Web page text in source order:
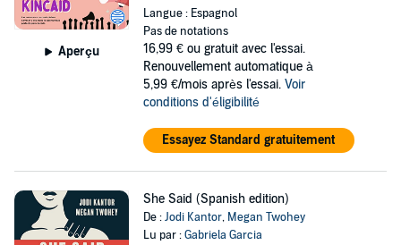
Aperçu
Langue : Espagnol
Pas de notations
16,99 € ou gratuit avec l'essai.
Renouvellement automatique à
5,99 €/mois après l'essai. Voir
conditions d'éligibilité
Essayez Standard gratuitement
She Said (Spanish edition)
De :Jodi Kantor, Megan Twohey
Lu par :Gabriela Garcia